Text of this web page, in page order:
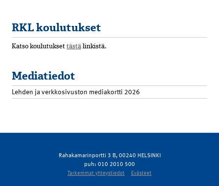
RKL koulutukset
Katso koulutukset tästä linkistä.
Mediatiedot
Lehden ja verkkosivuston mediakortti 2026
Rahakamarinportti 3 B, 00240 HELSINKI
puh: 010 2010 500
Tarkemmat yhteystiedot Evästeet